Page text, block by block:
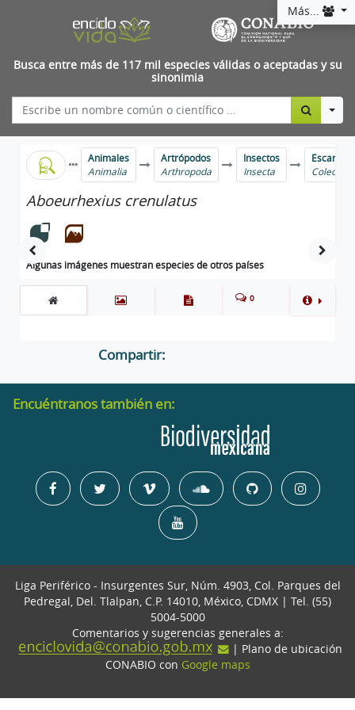
Más...
Busca entre más de 117 mil especies válidas o aceptadas y su
sinonimia
Animales
Animalia
Artrópodos
Arthropoda
Insectos
Insecta
Aboeurhexius crenulatus
Algunas imágenes muestran especies de otros países
0
Compartir:
Encuéntranos también en:
Liga Periférico - Insurgentes Sur, Núm. 4903, Col. Parques del
Pedregal, Del. Tlalpan, C.P. 14010, México, CDMX | Tel. (55)
5004-5000
Comentarios y sugerencias generales a:
| Plano de ubicación
CONABIO con Google maps